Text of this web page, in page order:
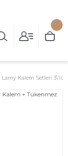
Lamy Kalem Setleri 3\'lü